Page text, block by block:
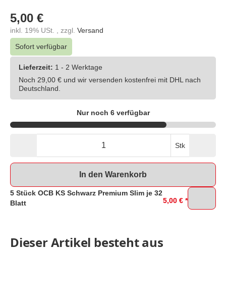
5,00 €
inkl. 19% USt. , zzgl. Versand
Sofort verfügbar
Lieferzeit: 1 - 2 Werktage
Noch 29,00 € und wir versenden kostenfrei mit DHL nach
Deutschland.
Nur noch 6 verfügbar
Stk
In den Warenkorb
5 Stück OCB KS Schwarz Premium Slim je 32
Blatt
5,00 € *
Dieser Artikel besteht aus